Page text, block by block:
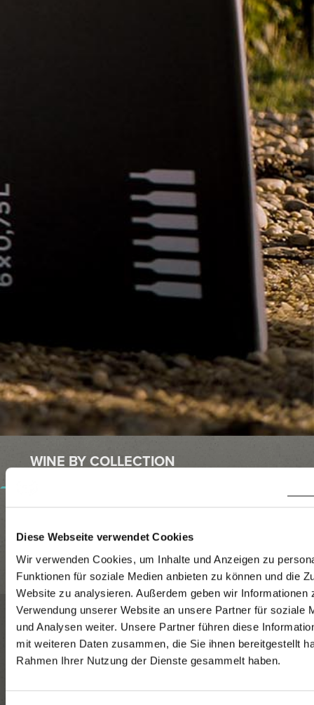
Diese Webseite verwendet Cookies
Wir verwenden Cookies, um Inhalte und Anzeigen zu
Funktionen für soziale Medien anbieten zu können und die
Website zu analysieren. Außerdem geben wir Informationen
Verwendung unserer Website an unsere Partner für soziale
und Analysen weiter. Unsere Partner führen diese
mit weiteren Daten zusammen, die Sie ihnen bereitgestellt
Rahmen Ihrer Nutzung der Dienste gesammelt haben.
WINE BY COLLECTION
WINE PACKAGES + MORE
RUST CORE COMPETENCE
SINGLE VINEYARD